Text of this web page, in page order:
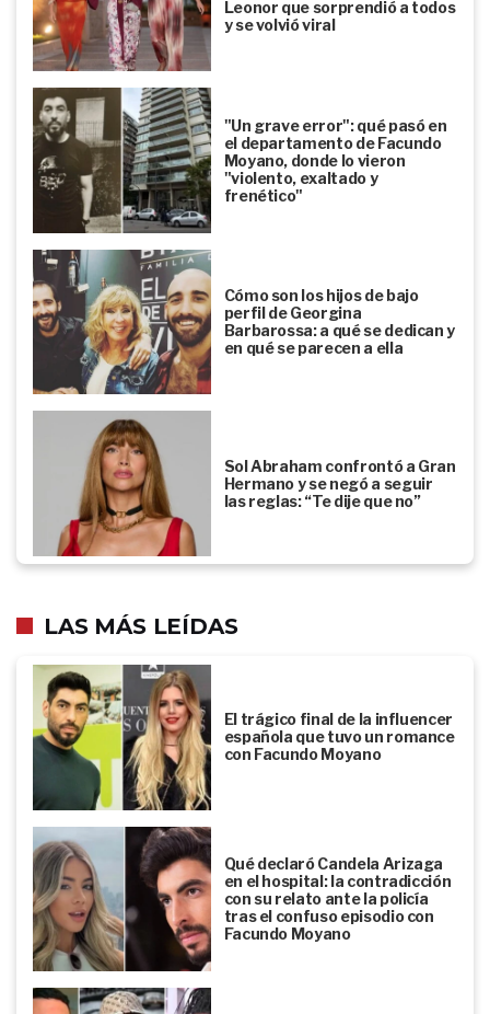
Leonor que sorprendió a todos
y se volvió viral
"Un grave error": qué pasó en
el departamento de Facundo
Moyano, donde lo vieron
"violento, exaltado y
frenético"
Cómo son los hijos de bajo
perfil de Georgina
Barbarossa: a qué se dedican y
en qué se parecen a ella
Sol Abraham confrontó a Gran
Hermano y se negó a seguir
las reglas: “Te dije que no”
LAS MÁS LEÍDAS
El trágico final de la influencer
española que tuvo un romance
con Facundo Moyano
Qué declaró Candela Arizaga
en el hospital: la contradicción
con su relato ante la policía
tras el confuso episodio con
Facundo Moyano